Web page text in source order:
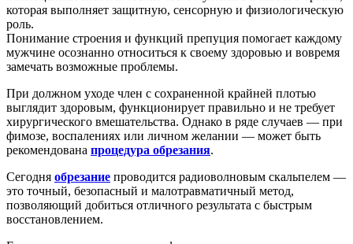
которая выполняет защитную, сенсорную и физиологическую
роль.
Понимание строения и функций препуция помогает каждому
мужчине осознанно относиться к своему здоровью и вовремя
замечать возможные проблемы.
При должном уходе член с сохраненной крайней плотью
выглядит здоровым, функционирует правильно и не требует
хирургического вмешательства. Однако в ряде случаев — при
фимозе, воспалениях или личном желании — может быть
рекомендована процедура обрезания.
Сегодня обрезание проводится радиоволновым скальпелем —
это точный, безопасный и малотравматичный метод,
позволяющий добиться отличного результата с быстрым
восстановлением.